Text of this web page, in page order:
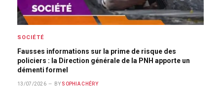
SOCIÉTÉ
Fausses informations sur la prime de risque des
policiers : la Direction générale de la PNH apporte un
démenti formel
13/07/2026 BY SOPHIA CHÉRY